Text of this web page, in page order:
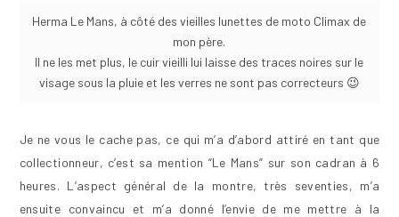
Herma Le Mans, à côté des vieilles lunettes de moto Climax de
mon père.
Il ne les met plus, le cuir vieilli lui laisse des traces noires sur le
visage sous la pluie et les verres ne sont pas correcteurs 😉
Je ne vous le cache pas, ce qui m’a d’abord attiré en tant que
collectionneur, c’est sa mention “Le Mans” sur son cadran à 6
heures. L’aspect général de la montre, très seventies, m’a
ensuite convaincu et m’a donné l’envie de me mettre à la